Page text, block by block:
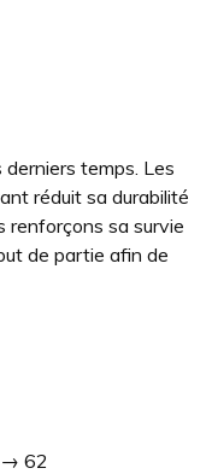
derniers temps. Les
réduit sa durabilité
renforçons sa survie
de partie afin de
→ 62